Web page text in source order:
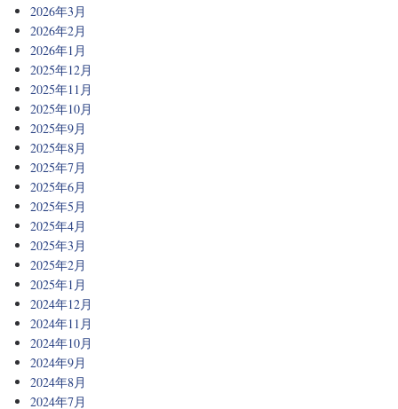
2026年3月
2026年2月
2026年1月
2025年12月
2025年11月
2025年10月
2025年9月
2025年8月
2025年7月
2025年6月
2025年5月
2025年4月
2025年3月
2025年2月
2025年1月
2024年12月
2024年11月
2024年10月
2024年9月
2024年8月
2024年7月